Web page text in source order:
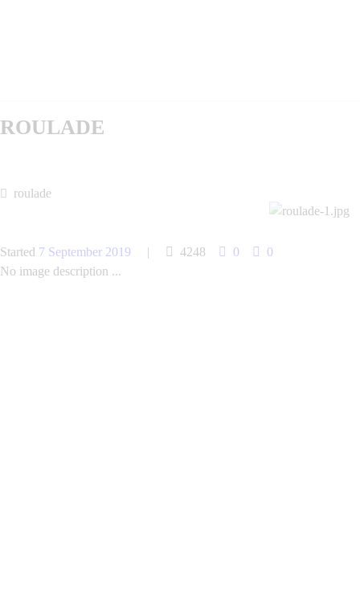
ROULADE
roulade
Started 7 September 2019 4248 0
0
No image description ...